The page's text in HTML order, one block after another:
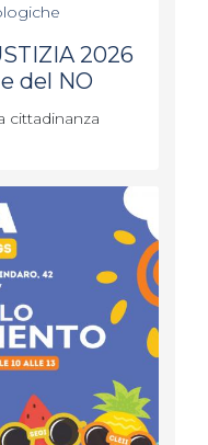
2026
del NO
cittadinanza